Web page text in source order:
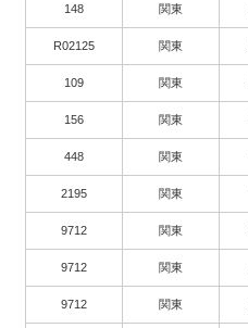
148 関東
R02125 関東
109 関東
156 関東
448 関東
2195 関東
9712 関東
9712 関東
9712 関東